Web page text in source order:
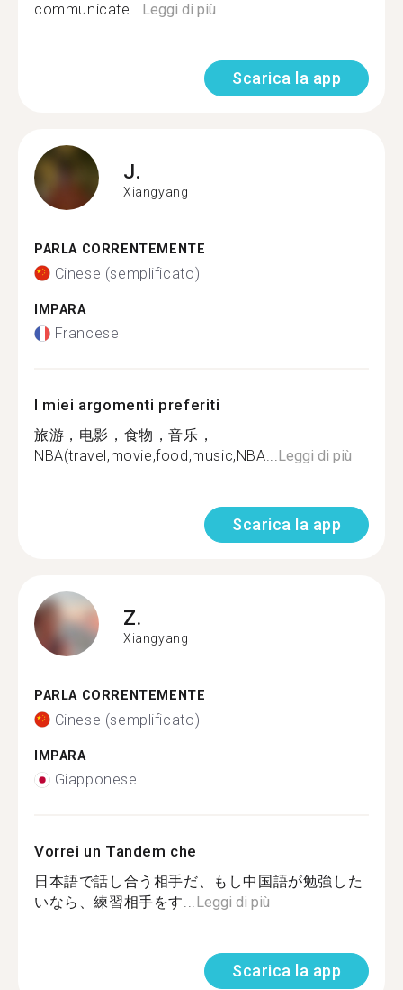
communicate...Leggi di più
Scarica la app
J.
Xiangyang
PARLA CORRENTEMENTE
Cinese (semplificato)
IMPARA
Francese
I miei argomenti preferiti
旅游，电影，食物，音乐，
NBA(travel,movie,food,music,NBA...Leggi di più
Scarica la app
Z.
Xiangyang
PARLA CORRENTEMENTE
Cinese (semplificato)
IMPARA
Giapponese
Vorrei un Tandem che
日本語で話し合う相手だ、もし中国語が勉強した
いなら、練習相手をす...Leggi di più
Scarica la app